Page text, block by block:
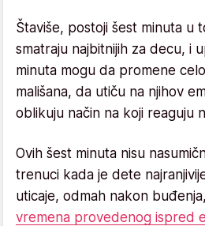
Štaviše, postoji šest minuta u
smatraju najbitnijih za decu, i
minuta mogu da promene
mališana, da utiču na njihov
oblikuju način na koji reaguju
Ovih šest minuta nisu
trenuci kada je dete
uticaje, odmah nakon
vremena provedenog ispred